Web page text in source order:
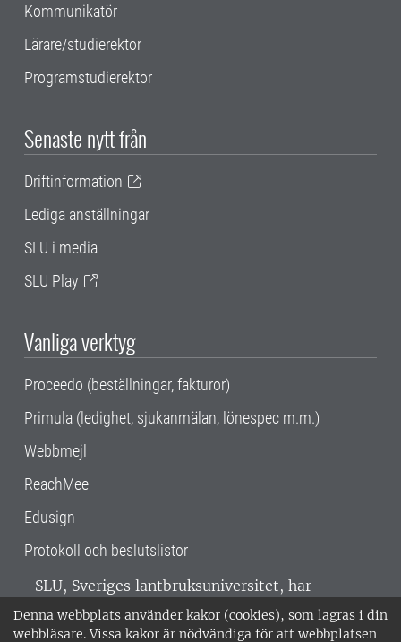
Denna webbplats använder kakor (cookies), som lagras i din
webbläsare. Vissa kakor är nödvändiga för att webbplatsen
Kommunikatör
Lärare/studierektor
Programstudierektor
Senaste nytt från
Driftinformation
Lediga anställningar
SLU i media
SLU Play
Vanliga verktyg
Proceedo (beställningar, fakturor)
Primula (ledighet, sjukanmälan, lönespec m.m.)
Webbmejl
ReachMee
Edusign
Protokoll och beslutslistor
SLU, Sveriges lantbruksuniversitet, har
verksamhet över hela Sverige. Huvudorter är
Alnarp, Uppsala och Umeå.SLU är